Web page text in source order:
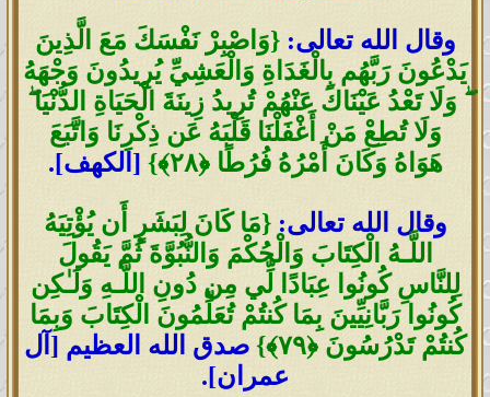
وقال الله تعالى:{وَاصْبِرْ نَفْسَكَ مَعَ الَّذِينَ
يَدْعُونَ رَبَّهُم بِالْغَدَاةِ وَالْعَشِيِّ يُرِيدُونَ وَجْهَهُ
ۖ وَلَا تَعْدُ عَيْنَاكَ عَنْهُمْ تُرِيدُ زِينَةَ الْحَيَاةِ الدُّنْيَا ۖ
وَلَا تُطِعْ مَنْ أَغْفَلْنَا قَلْبَهُ عَن ذِكْرِنَا وَاتَّبَعَ
هَوَاهُ وَكَانَ أَمْرُهُ فُرُطًا﴿٢٨﴾} [الكهف].
وقال الله تعالى:{مَا كَانَ لِبَشَرٍ أَن يُؤْتِيَهُ
اللَّـهُ الْكِتَابَ وَالْحُكْمَ وَالنُّبُوَّةَ ثُمَّ يَقُولَ
لِلنَّاسِ كُونُوا عِبَادًا لِّي مِن دُونِ اللَّـهِ وَلَـٰكِن
كُونُوا رَبَّانِيِّينَ بِمَا كُنتُمْ تُعَلِّمُونَ الْكِتَابَ وَبِمَا
كُنتُمْ تَدْرُسُونَ ﴿٧٩﴾} صدق الله العظيم [آل
عمران].